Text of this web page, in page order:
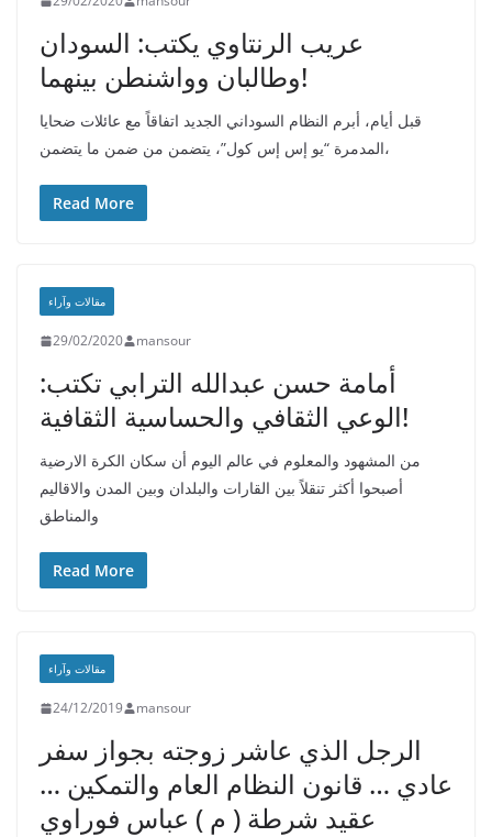
عريب الرنتاوي يكتب: السودان
وطالبان وواشنطن بينهما!
قبل أيام، أبرم النظام السوداني الجديد اتفاقاً مع عائلات ضحايا
المدمرة “يو إس إس كول”، يتضمن من ضمن ما يتضمن،
Read More
مقالات وآراء
29/02/2020 mansour
أمامة حسن عبدالله الترابي تكتب:
الوعي الثقافي والحساسية الثقافية!
من المشهود والمعلوم في عالم اليوم أن سكان الكرة الارضية
أصبحوا أكثر تنقلاً بين القارات والبلدان وبين المدن والاقاليم
والمناطق
Read More
مقالات وآراء
24/12/2019 mansour
الرجل الذي عاشر زوجته بجواز سفر
عادي … قانون النظام العام والتمكين …
عقيد شرطة ( م ) عباس فوراوي